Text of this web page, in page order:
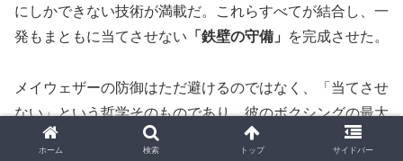
にしかできない技術が満載だ。これらすべてが結合し、一
発もまともに当てさせない 「鉄壁の守備」 を完成させた。
メイウェザーの防御はただ避けるのではなく、「当てさせ
ない」という哲学そのものであり、彼のボクシングの最大
の武器である。
ホーム 検索 トップ サイドバー